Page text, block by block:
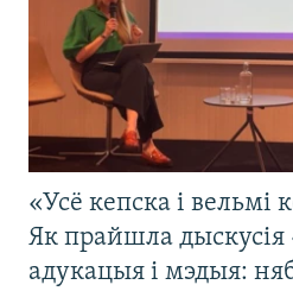
«Усё кепска і вельмі
Як прайшла
адукацыя і мэдыя: